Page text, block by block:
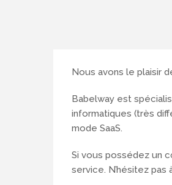
Nous avons le plaisir
Babelway est
informatiques (très
mode SaaS.
Si vous possédez un
service. N’hésitez